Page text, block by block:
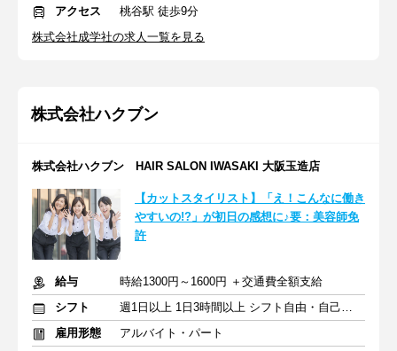
アクセス
桃谷駅 徒歩9分
株式会社成学社の求人一覧を見る
株式会社ハクブン
株式会社ハクブン HAIR SALON IWASAKI 大阪玉造店
【カットスタイリスト】「え！こんなに働き
やすいの!?」が初日の感想に♪要：美容師免
許
給与
時給1300円～1600円 ＋交通費全額支給
シフト
週1日以上 1日3時間以上 シフト自由・自己申告
雇用形態
アルバイト・パート